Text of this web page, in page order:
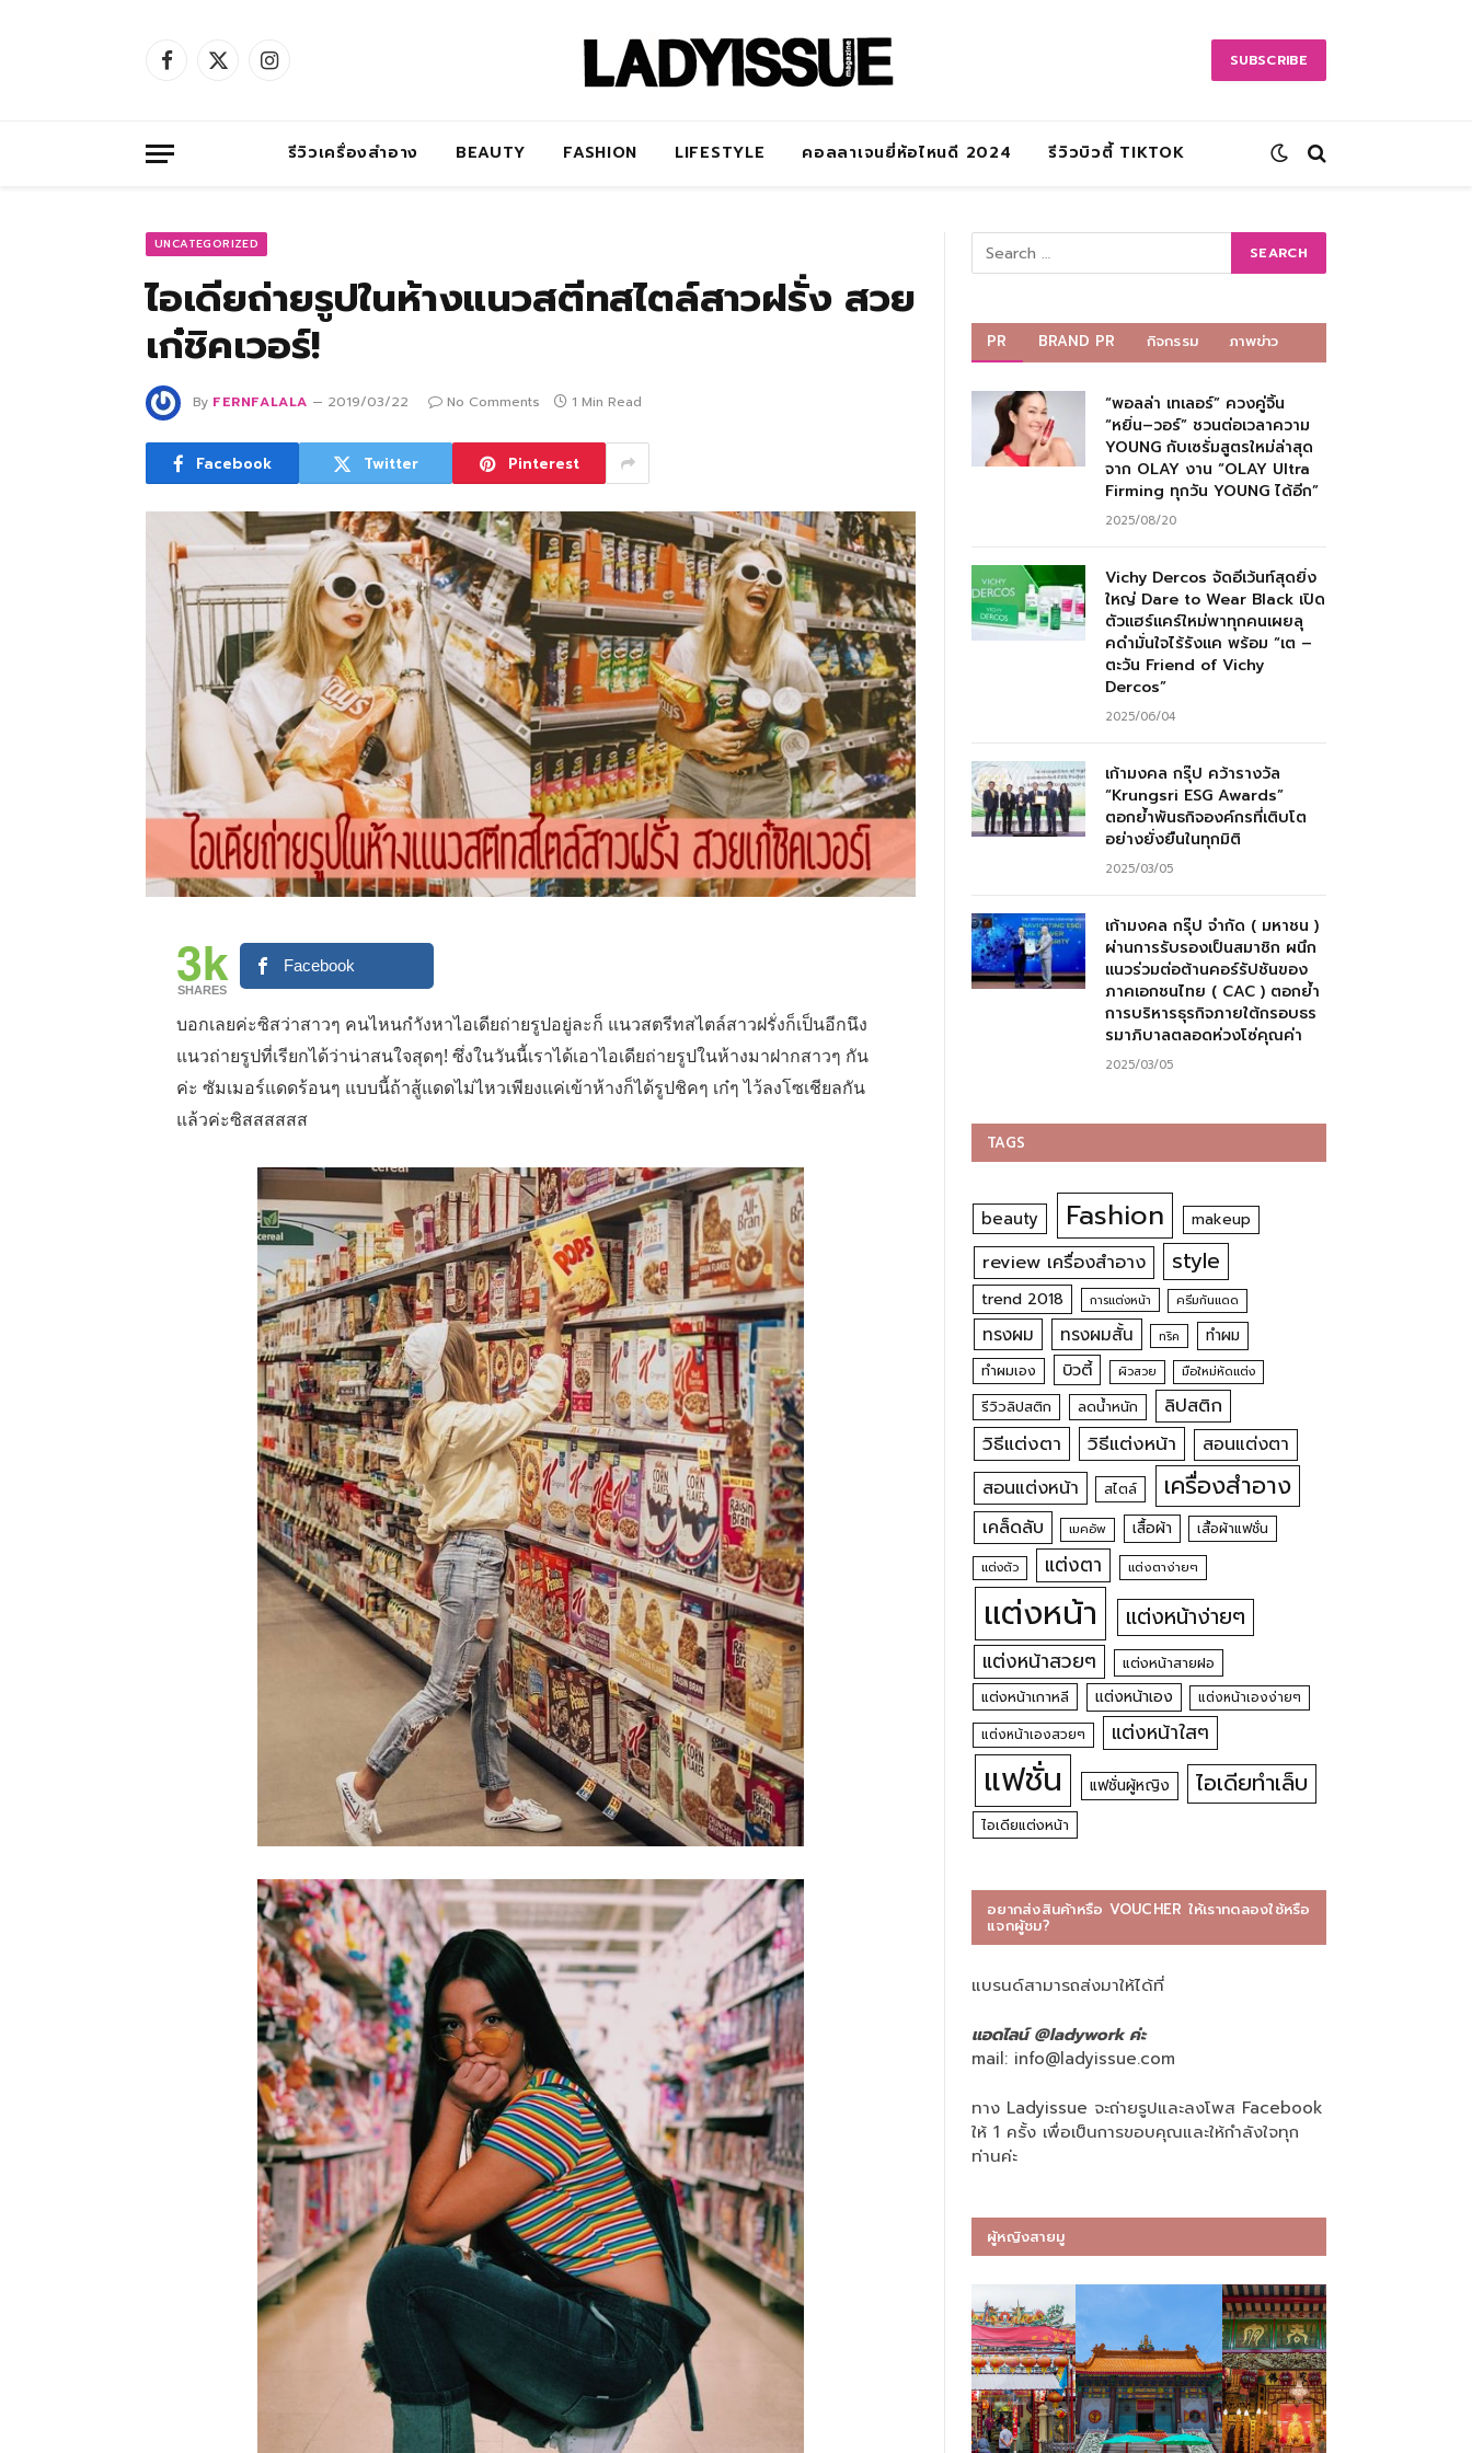
Facebook
X
Instagram SUBSCRIBE
รีวิวเครื่องสำอาง BEAUTY FASHION LIFESTYLE คอลลาเจนยี่ห้อไหนดี 2024 รีวิวบิวตี้ TIKTOK
UNCATEGORIZED
ไอเดียถ่ายรูปในห้างแนวสตีทสไตล์สาวฝรั่ง สวย
เก๋ชิคเวอร์!
By FERNFALALA 2019/03/22 No Comments 1 Min Read
Facebook Twitter Pinterest
3k
SHARES
Facebook
บอกเลยค่ะซิสว่าสาวๆ คนไหนกำังหาไอเดียถ่ายรูปอยู่ละก็ แนวสตรีทสไตล์สาวฝรั่งก็เป็นอีกนึง
แนวถ่ายรูปที่เรียกได้ว่าน่าสนใจสุดๆ! ซึ่งในวันนี้เราได้เอาไอเดียถ่ายรูปในห้างมาฝากสาวๆ กัน
ค่ะ ซัมเมอร์แดดร้อนๆ แบบนี้ถ้าสู้แดดไม่ไหวเพียงแค่เข้าห้างก็ได้รูปชิคๆ เก๋ๆ ไว้ลงโซเชียลกัน
แล้วค่ะซิสสสสสส
PR BRAND PR กิจกรรม ภาพข่าว
“พอลล่า เทเลอร์” ควงคู่จิ้น
“หยิ่น–วอร์” ชวนต่อเวลาความ
YOUNG กับเซรั่มสูตรใหม่ล่าสุด
จาก OLAY งาน “OLAY Ultra
Firming ทุกวัน YOUNG ได้อีก”
2025/08/20
Vichy Dercos จัดอีเว้นท์สุดยิ่ง
ใหญ่ Dare to Wear Black เปิด
ตัวแฮร์แคร์ใหม่พาทุกคนเผยลุ
คดำมั่นใจไร้รังแค พร้อม “เต –
ตะวัน Friend of Vichy
Dercos”
2025/06/04
เก้ามงคล กรุ๊ป คว้ารางวัล
“Krungsri ESG Awards”
ตอกย้ำพันธกิจองค์กรที่เติบโต
อย่างยั่งยืนในทุกมิติ
2025/03/05
เก้ามงคล กรุ๊ป จำกัด ( มหาชน )
ผ่านการรับรองเป็นสมาชิก ผนึก
แนวร่วมต่อต้านคอร์รัปชันของ
ภาคเอกชนไทย ( CAC ) ตอกย้ำ
การบริหารธุรกิจภายใต้กรอบธร
รมาภิบาลตลอดห่วงโซ่คุณค่า
2025/03/05
TAGS
beauty Fashion makeup
review เครื่องสำอาง style
trend 2018 การแต่งหน้า ครีมกันแดด
ทรงผม ทรงผมสั้น ทริค ทำผม
ทำผมเอง บิวตี้ ผิวสวย มือใหม่หัดแต่ง
รีวิวลิปสติก ลดน้ำหนัก ลิปสติก
วิธีแต่งตา วิธีแต่งหน้า สอนแต่งตา
สอนแต่งหน้า สไตล์ เครื่องสำอาง
เคล็ดลับ เมคอัพ เสื้อผ้า เสื้อผ้าแฟชั่น
แต่งตัว แต่งตา แต่งตาง่ายๆ
แต่งหน้า แต่งหน้าง่ายๆ
แต่งหน้าสวยๆ
แต่งหน้าสายฝอ
แต่งหน้าเกาหลี
แต่งหน้าเอง
แต่งหน้าเองง่ายๆ
แต่งหน้าเองสวยๆ
แต่งหน้าใสๆ
แฟชั่น แฟชั่นผู้หญิง ไอเดียทำเล็บ
ไอเดียแต่งหน้า
อยากส่งสินค้าหรือ VOUCHER ให้เราทดลองใช้หรือ
แจกผู้ชม?
แบรนด์สามารถส่งมาให้ได้ที่
แอดไลน์ @ladywork ค่ะ
mail: info@ladyissue.com
ทาง Ladyissue จะถ่ายรูปและลงโพส Facebook
ให้ 1 ครั้ง เพื่อเป็นการขอบคุณและให้กำลังใจทุก
ท่านค่ะ
ผู้หญิงสายมู